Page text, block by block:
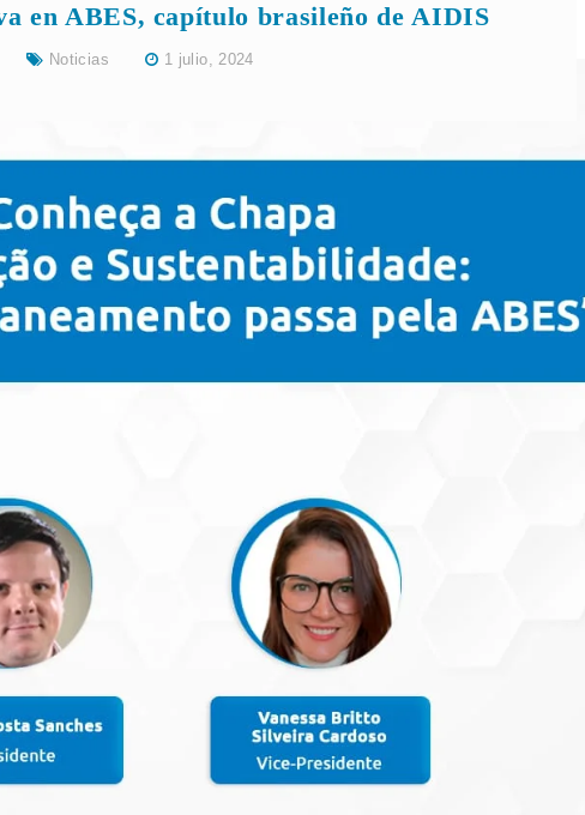
en ABES, capítulo brasileño de AIDIS
Noticias 1 julio, 2024